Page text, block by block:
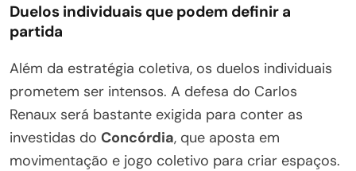
Duelos individuais que podem definir a
partida
Além da estratégia coletiva, os duelos individuais
prometem ser intensos. A defesa do Carlos
Renaux será bastante exigida para conter as
investidas do Concórdia, que aposta em
movimentação e jogo coletivo para criar espaços.